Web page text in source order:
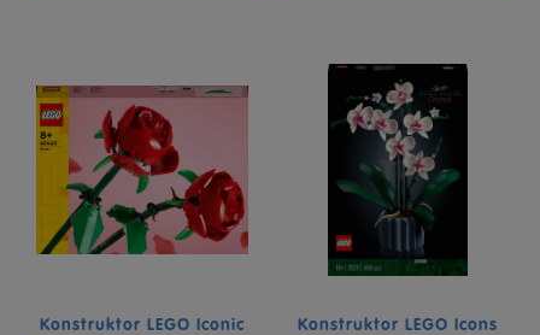
Konstruktor LEGO Iconic
Konstruktor LEGO Icons